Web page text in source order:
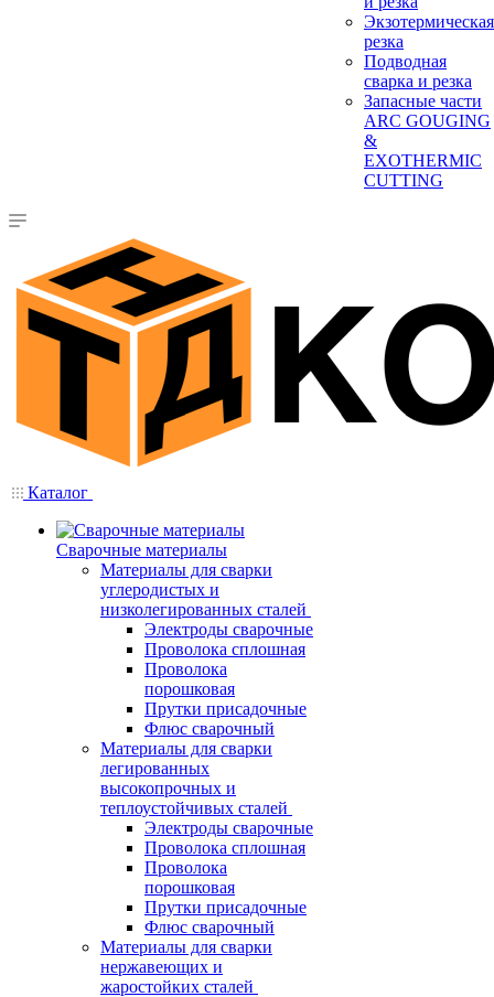
Экзотермическая
резка
Подводная
сварка и резка
Запасные части
ARC GOUGING
&
EXOTHERMIC
CUTTING
Каталог
Сварочные материалы
Материалы для сварки
углеродистых и
низколегированных сталей
Электроды сварочные
Проволока сплошная
Проволока
порошковая
Прутки присадочные
Флюс сварочный
Материалы для сварки
легированных
высокопрочных и
теплоустойчивых сталей
Электроды сварочные
Проволока сплошная
Проволока
порошковая
Прутки присадочные
Флюс сварочный
Материалы для сварки
нержавеющих и
жаростойких сталей